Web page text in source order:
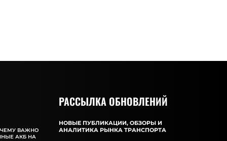
ВАЖНО
АКБ НА
РАССЫЛКА ОБНОВЛЕНИЙ
НОВЫЕ ПУБЛИКАЦИИ, ОБЗОРЫ И
АНАЛИТИКА РЫНКА ТРАНСПОРТА